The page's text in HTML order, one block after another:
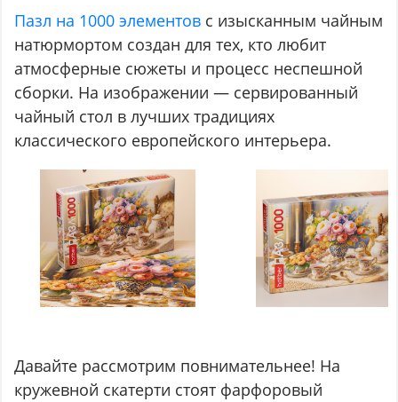
Пазл на 1000 элементов с изысканным чайным
натюрмортом создан для тех, кто любит
атмосферные сюжеты и процесс неспешной
сборки. На изображении — сервированный
чайный стол в лучших традициях
классического европейского интерьера.
Давайте рассмотрим повнимательнее! На
кружевной скатерти стоят фарфоровый